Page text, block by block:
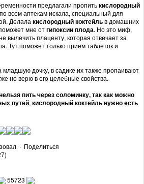
предлагали пропитькислородный
всем аптекам искала, специальный для
Делала кислородный коктейльв домашних
мне отгипоксии плода. Но это миф,
вылечить плаценту, которая отвечает за
Тут поможет только прием таблеток и
младшую дочку, в садике их также пропаивают
не верю в его целебные свойства.
пить через соломинку, так как можно
путей, кислородный коктейль нужно есть
· Поделиться
55723